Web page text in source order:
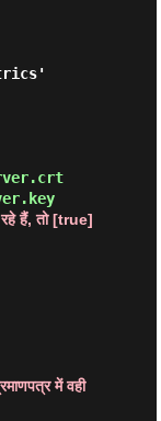
रहे हैं, तो [true]
में वही